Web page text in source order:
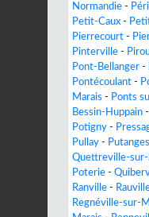
Normandie -
Petit-Caux -
Pierrecourt -
Pinterville -
Pont-Bellanger -
Pontécoulant -
Marais - Ponts
Bessin-Huppain -
Potigny -
Pullay -
Quettreville-sur-
Poterie -
Ranville -
Regnéville-sur-